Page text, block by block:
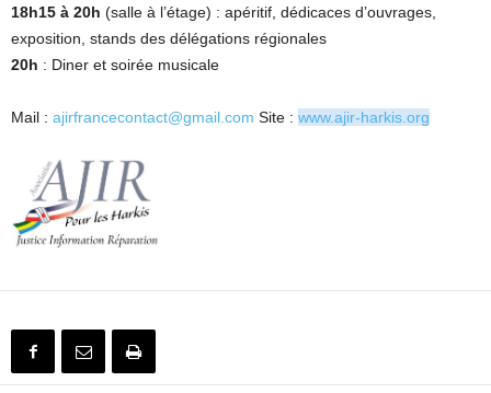
18h15 à 20h (salle à l’étage) : apéritif, dédicaces d’ouvrages,
exposition, stands des délégations régionales
20h : Diner et soirée musicale
Mail : ajirfrancecontact@gmail.com Site : www.ajir-harkis.org